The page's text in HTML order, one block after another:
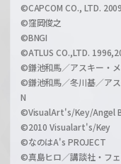
©CAPCOM CO., LTD.
©窪岡俊之
©BNGI
©ATLUS CO.,LTD.
©鎌池和馬／アスキー・
©鎌池和馬／冬川基／ア
N
©VisualArt's/Key/Angel
©2010 Visualart's/Key
©なのはA's PROJECT
©真島ヒロ／講談社・フ